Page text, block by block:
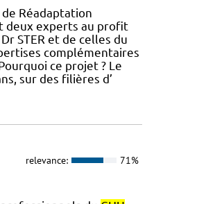
Réadaptation
deux experts au profit
STER et de celles du
complémentaires
ce projet ? Le
sur des filières d’
relevance: 71%